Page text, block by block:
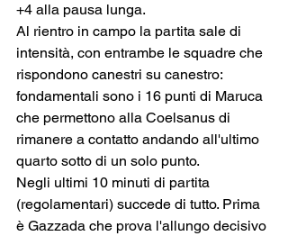
+4 alla pausa lunga.
Al rientro in campo la partita sale di
intensità, con entrambe le squadre che
rispondono canestri su canestro:
fondamentali sono i 16 punti di Maruca
che permettono alla Coelsanus di
rimanere a contatto andando all'ultimo
quarto sotto di un solo punto.
Negli ultimi 10 minuti di partita
(regolamentari) succede di tutto. Prima
è Gazzada che prova l'allungo decisivo